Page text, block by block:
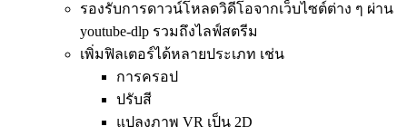
รองรับการดาวน์โหลดวิดีโอจากเว็บไซต์ต่าง ๆ ผ่าน
youtube-dlp รวมถึงไลฟ์สตรีม
เพิ่มฟิลเตอร์ได้หลายประเภท เช่น
การครอป
ปรับสี
แปลงภาพ VR เป็น 2D